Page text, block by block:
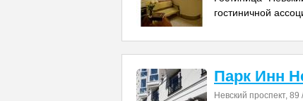
гостиничной
Парк Инн
Невский проспект,